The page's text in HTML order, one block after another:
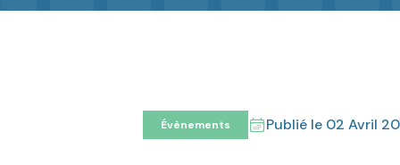
Évènements Publié le 02 Avril